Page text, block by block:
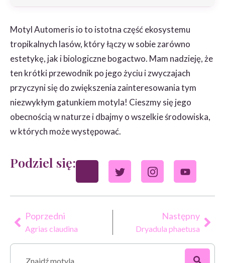
Motyl Automeris io to istotna część ekosystemu
tropikalnych lasów, który łączy w sobie zarówno
estetykę, jak i biologiczne bogactwo. Mam nadzieję, że
ten krótki przewodnik po jego życiu i zwyczajach
przyczyni się do zwiększenia zainteresowania tym
niezwykłym gatunkiem motyla! Cieszmy się jego
obecnością w naturze i dbajmy o wszelkie środowiska,
w których może występować.
Podziel się:
Poprzedni
Agrias claudina
Następny
Dryadula phaetusa